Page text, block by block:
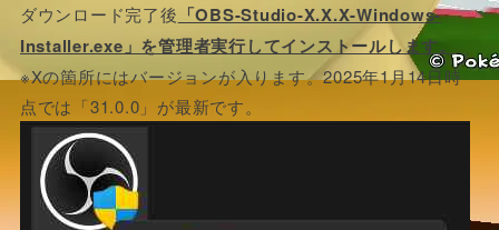
ダウンロード完了後 「OBS-Studio-X.X.X-Windows-
Installer.exe」を管理者実行してインストールします。
※Xの箇所にはバージョンが入ります。2025年1月14日時
点では「31.0.0」が最新です。